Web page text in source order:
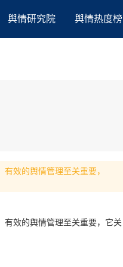
舆情研究院 舆情热度榜
效的舆情管理至关重要，
有效的舆情管理至关重要，它关